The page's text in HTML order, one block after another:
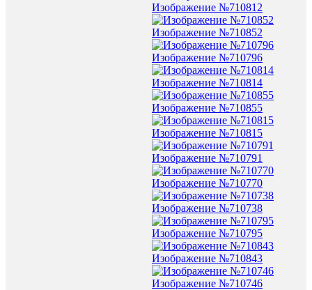
Изображение №710812
Изображение №710852
Изображение №710796
Изображение №710814
Изображение №710855
Изображение №710815
Изображение №710791
Изображение №710770
Изображение №710738
Изображение №710795
Изображение №710843
Изображение №710746